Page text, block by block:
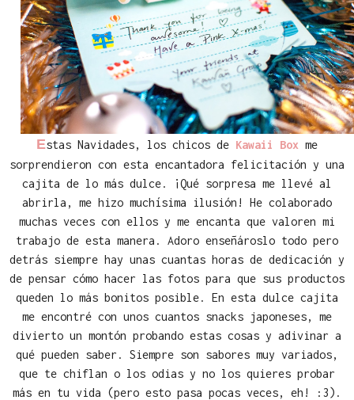
Estas Navidades, los chicos de Kawaii Box me
sorprendieron con esta encantadora felicitación y una
cajita de lo más dulce. ¡Qué sorpresa me llevé al
abrirla, me hizo muchísima ilusión! He colaborado
muchas veces con ellos y me encanta que valoren mi
trabajo de esta manera. Adoro enseñároslo todo pero
detrás siempre hay unas cuantas horas de dedicación y
de pensar cómo hacer las fotos para que sus productos
queden lo más bonitos posible. En esta dulce cajita
me encontré con unos cuantos snacks japoneses, me
divierto un montón probando estas cosas y adivinar a
qué pueden saber. Siempre son sabores muy variados,
que te chiflan o los odias y no los quieres probar
más en tu vida (pero esto pasa pocas veces, eh! :3).